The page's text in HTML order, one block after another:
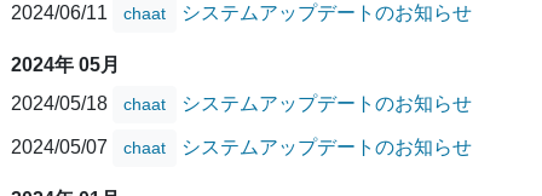
2024/06/11
chaat システムアップデートのお知らせ
2024年 05月
2024/05/18
chaat システムアップデートのお知らせ
2024/05/07 chaat システムアップデートのお知らせ